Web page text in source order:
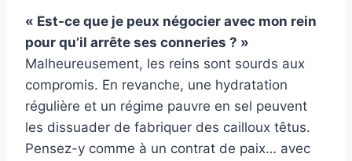
« Est-ce que je peux négocier avec mon rein
pour qu’il arrête ses conneries ? »
Malheureusement, les reins sont sourds aux
compromis. En revanche, une hydratation
régulière et un régime pauvre en sel peuvent
les dissuader de fabriquer des cailloux têtus.
Pensez-y comme à un contrat de paix… avec